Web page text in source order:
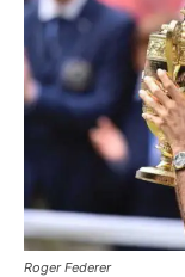
Roger Federer